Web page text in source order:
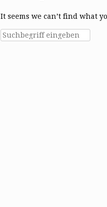
It seems we can’t find what